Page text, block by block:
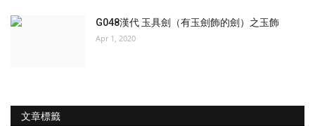
G048漢代 玉具劍（有玉劍飾的劍）之玉飾
Apr 1, 2020
文章標籤